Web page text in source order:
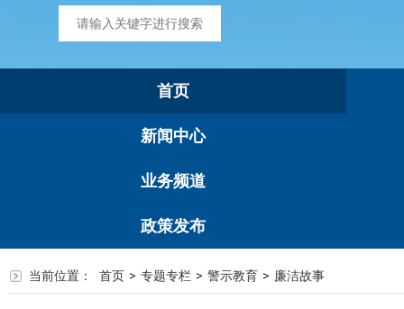
首页
新闻中心
业务频道
政策发布
当前位置： 首页 > 专题专栏 > 警示教育 > 廉洁故事